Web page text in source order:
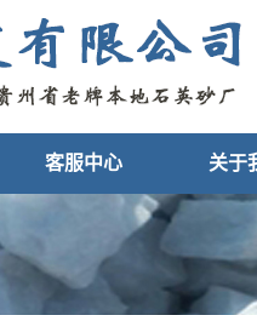
客服中心 关于